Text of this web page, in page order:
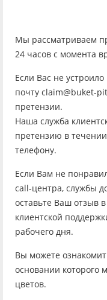
Мы рассматриваем
24 часов с момента
Если Вас не
почту claim@buket-
претензии.
Наша служба
претензию в
телефону.
Если Вам не
call-центра, службы
оставьте Ваш отзыв
клиентской
рабочего дня.
Вы можете
основании которого
цветов.